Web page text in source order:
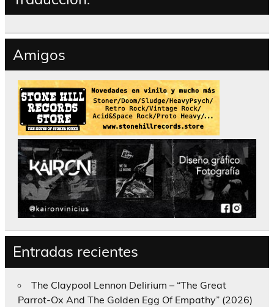
Amigos
Entradas recientes
The Claypool Lennon Delirium – “The Great
Parrot-Ox And The Golden Egg Of Empathy” (2026)